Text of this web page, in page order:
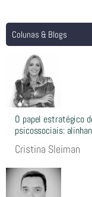
Colunas & Blogs
O papel estratégico
psicossociais:
Cristina Sleiman